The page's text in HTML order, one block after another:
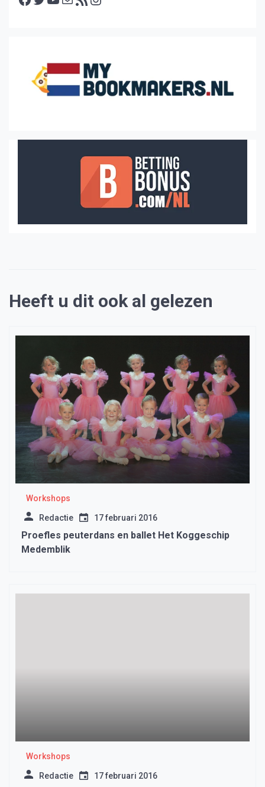
Heeft u dit ook al gelezen
Workshops
Redactie 17 februari 2016
Proefles peuterdans en ballet Het Koggeschip
Medemblik
Workshops
Redactie 17 februari 2016